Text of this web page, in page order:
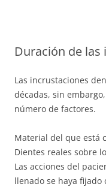
Duración de
Las incrustaciones
décadas, sin
número de factores.
Material del que está
Dientes reales sobre
Las acciones del
llenado se haya fijado